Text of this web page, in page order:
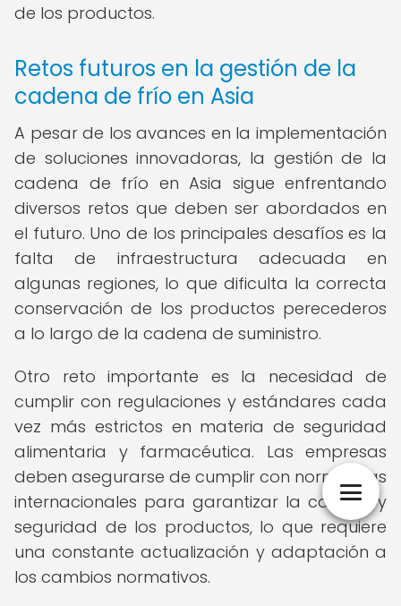
de los productos.
Retos futuros en la gestión de la
cadena de frío en Asia
A pesar de los avances en la implementación
de soluciones innovadoras, la gestión de la
cadena de frío en Asia sigue enfrentando
diversos retos que deben ser abordados en
el futuro. Uno de los principales desafíos es la
falta de infraestructura adecuada en
algunas regiones, lo que dificulta la correcta
conservación de los productos perecederos
a lo largo de la cadena de suministro.
Otro reto importante es la necesidad de
cumplir con regulaciones y estándares cada
vez más estrictos en materia de seguridad
alimentaria y farmacéutica. Las empresas
deben asegurarse de cumplir con normativas
internacionales para garantizar la calidad y
seguridad de los productos, lo que requiere
una constante actualización y adaptación a
los cambios normativos.